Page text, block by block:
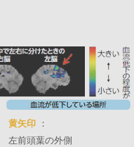
黄矢印 ：
左前頭葉の外側